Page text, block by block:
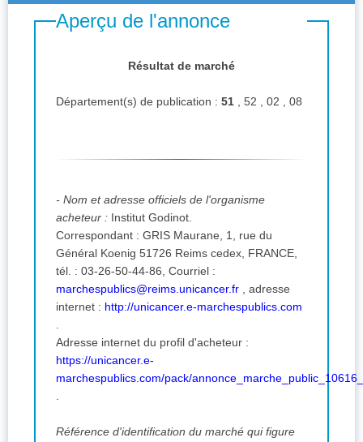
Aperçu de l'annonce
Résultat de marché
Département(s) de publication : 51 , 52 , 02 , 08
- Nom et adresse officiels de l'organisme
acheteur : Institut Godinot.
Correspondant : GRIS Maurane, 1, rue du
Général Koenig 51726 Reims cedex, FRANCE,
tél. : 03-26-50-44-86, Courriel :
marchespublics@reims.unicancer.fr , adresse
internet : http://unicancer.e-marchespublics.com
.
Adresse internet du profil d'acheteur :
https://unicancer.e-
marchespublics.com/pack/
.
Référence d'identification du marché qui figure